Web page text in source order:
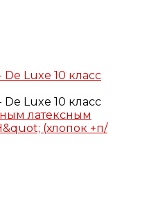
Luxe 10 класс
Luxe 10 класс